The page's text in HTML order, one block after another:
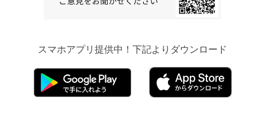
スマホアプリ提供中！下記よりダウンロード